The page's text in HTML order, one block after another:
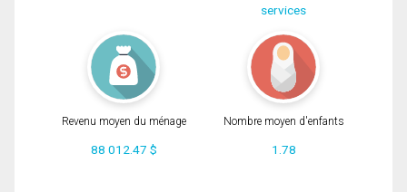
services
Revenu moyen du ménage
88 012.47 $
Nombre moyen d'enfants
1.78